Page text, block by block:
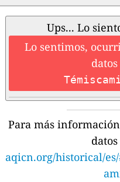
Ups... Lo
Lo sentimos,
Para más
aqicn.org/historical/